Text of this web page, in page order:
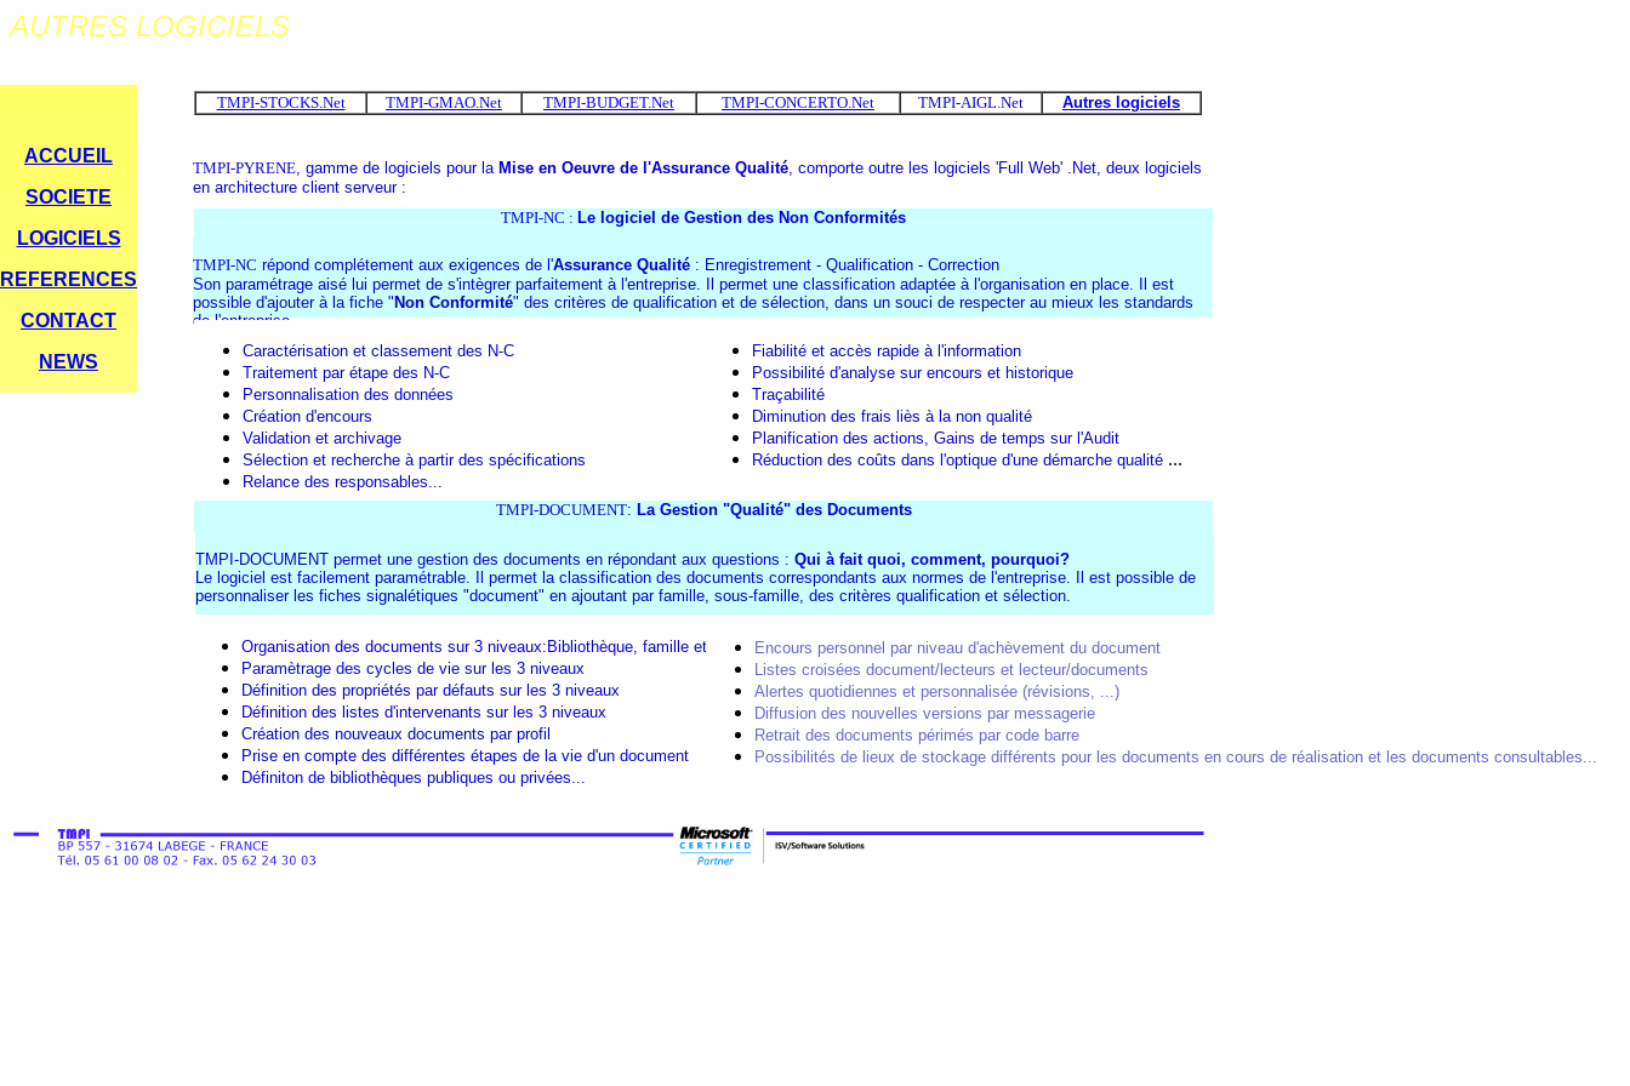
LES OUTILS DE L'ASSURANCE QUALITE
ACCUEIL
SOCIETE
LOGICIELS
REFERENCES
CONTACT
NEWS
AUTRES LOGICIELS
TMPI-PYRENE, gamme de logiciels pour la Mise en Oeuvre de l'Assurance Qualité, comporte outre les logiciels 'Full Web' .Net, deux logiciels
en architecture client serveur :
TMPI-NC répond complétement aux exigences de l'Assurance Qualité : Enregistrement - Qualification - Correction
Son paramétrage aisé lui permet de s'intègrer parfaitement à l'entreprise. Il permet une classification adaptée à l'organisation en place. Il est
possible d'ajouter à la fiche " Non Conformité" des critères de qualification et de sélection, dans un souci de respecter au mieux les standards
de l'entreprise.
Fiabilité et accès rapide à l'information
Possibilité d'analyse sur encours et historique
Traçabilité
Diminution des frais liès à la non qualité
Planification des actions, Gains de temps sur l'Audit
Réduction des coûts dans l'optique d'une démarche qualité ...
TMPI-DOCUMENT permet une gestion des documents en répondant aux questions : Qui à fait quoi, comment, pourquoi?
Le logiciel est facilement paramétrable. Il permet la classification des documents correspondants aux normes de l'entreprise. Il est possible de
personnaliser les fiches signalétiques "document" en ajoutant par famille, sous-famille, des critères qualification et sélection.
TMPI-NC : Le logiciel de Gestion des Non Conformités
TMPI-DOCUMENT: La Gestion "Qualité" des Documents
Caractérisation et classement des N-C
Traitement par étape des N-C
Personnalisation des données
Création d'encours
Validation et archivage
Sélection et recherche à partir des spécifications
Relance des responsables...
Organisation des documents sur 3 niveaux:Bibliothèque, famille et sous-famille
Paramètrage des cycles de vie sur les 3 niveaux
Définition des propriétés par défauts sur les 3 niveaux
Définition des listes d'intervenants sur les 3 niveaux
Création des nouveaux documents par profil
Prise en compte des différentes étapes de la vie d'un document
Définiton de bibliothèques publiques ou privées...
Encours personnel par niveau d'achèvement du document
Listes croisées document/lecteurs et lecteur/documents
Alertes quotidiennes et personnalisée (révisions, ...)
Diffusion des nouvelles versions par messagerie
Retrait des documents périmés par code barre
Possibilités de lieux de stockage différents pour les documents en cours de réalisation et les documents consultables...
TMPI-STOCKS.Net TMPI-GMAO.Net TMPI-BUDGET.Net TMPI-CONCERTO.Net TMPI-AIGL.Net Autres logiciels